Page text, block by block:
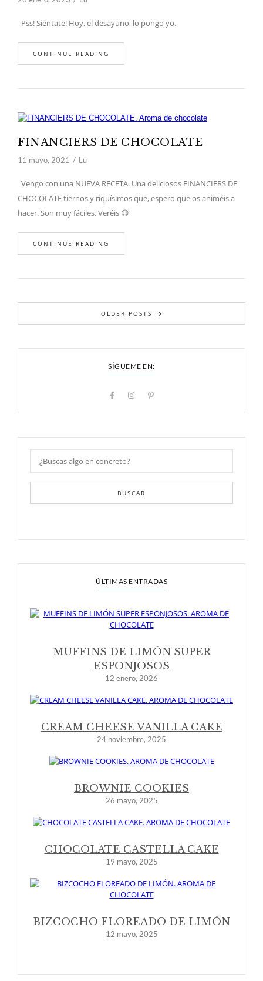
Pss! Siéntate! Hoy, el desayuno, lo pongo yo.
CONTINUE READING
FINANCIERS DE CHOCOLATE
11 mayo, 2021 Lu
Vengo con una NUEVA RECETA. Una deliciosos FINANCIERS DE
CHOCOLATE tiernos y riquísimos que, espero que os animéis a
hacer. Son muy fáciles. Veréis 😉
CONTINUE READING
OLDER POSTS
SÍGUEME EN:
BUSCAR
ÚLTIMAS ENTRADAS
MUFFINS DE LIMÓN SUPER
ESPONJOSOS
12 enero, 2026
CREAM CHEESE VANILLA CAKE
24 noviembre, 2025
BROWNIE COOKIES
26 mayo, 2025
CHOCOLATE CASTELLA CAKE
19 mayo, 2025
BIZCOCHO FLOREADO DE LIMÓN
12 mayo, 2025